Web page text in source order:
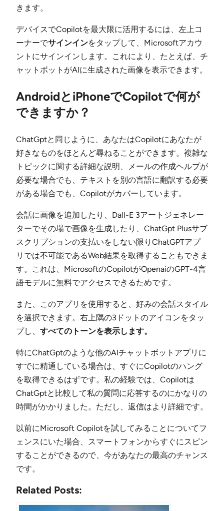
きます。
デバイスでCopilotを最大限に活用するには、左上コ
ーナーでサインインをタップして、Microsoftアカウ
ントにサインインします。これにより、たとえば、チ
ャットボットがAIに生成された画像を表示できます。
AndroidとiPhoneでCopilotで何が
できますか？
ChatGptと同じように、あなたはCopilotにあなたが
好きなものをほとんど尋ねることができます。複雑な
トピックに関する詳細な説明、メールの作成ヘルプが
必要な場合でも、テキストを別の言語に翻訳する必要
がある場合でも、Copilotがカバーしています。
会話に画像を追加したり、Dall-E 3アートジェネレー
ターでその場で画像を生成したり、ChatGpt Plusサブ
スクリプションの支払いをしない限りChatGPTアプ
リでは不可能であるWeb結果を取得することもできま
す。これは、MicrosoftのCopilotがOpenaiのGPT-4言
語モデルに無料でアクセスできるためです。
また、このアプリを使用すると、好みの会話スタイル
を選択できます。右上隅の3ドットのアイコンをタッ
プし、 すべてのトーンを表示します。
特にChatGptのような他のAIチャットボットアプリに
すでに精通している場合は、すぐにCopilotのハング
を取得できるはずです。私の経験では、Copilotは
ChatGptと比較して私の質問に応答するのにかなりの
時間がかかりました。ただし、返信はより詳細です。
以前にMicrosoft Copilotを試してみることについてフ
ェンスにいた場合、スマートフォンからすぐにスピン
することができるので、今があなたの最高のチャンス
です。
Related Posts: